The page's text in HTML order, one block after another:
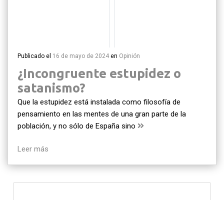
Publicado el 16 de mayo de 2024 en Opinión
¿Incongruente estupidez o
satanismo?
Que la estupidez está instalada como filosofía de
pensamiento en las mentes de una gran parte de la
población, y no sólo de España sino
Leer más